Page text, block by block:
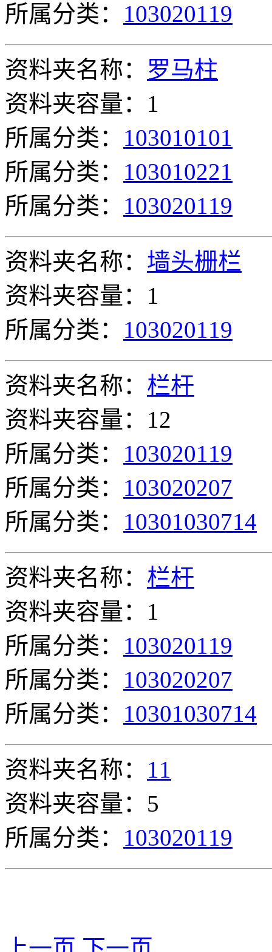
所属分类： 103020119
资料夹名称： 罗马柱
资料夹容量：1
所属分类： 103010101
所属分类： 103010221
所属分类： 103020119
资料夹名称： 墙头栅栏
资料夹容量：1
所属分类： 103020119
资料夹名称： 栏杆
资料夹容量：12
所属分类： 103020119
所属分类： 103020207
所属分类： 10301030714
资料夹名称： 栏杆
资料夹容量：1
所属分类： 103020119
所属分类： 103020207
所属分类： 10301030714
资料夹名称： 11
资料夹容量：5
所属分类： 103020119